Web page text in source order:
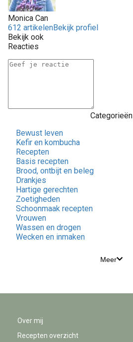
Monica Can
612 artikelenBekijk profiel
Bekijk ook
Reacties
Categorieën
Bewust leven
Kefir en kombucha
Recepten
Basis recepten
Brood, ontbijt en beleg
Drankjes
Hartige gerechten
Zoetigheden
Schoonmaak recepten
Vrouwen
Wassen en drogen
Wecken en inmaken
Meer
Over mij
Recepten overzicht